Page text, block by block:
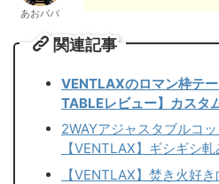
あおパパ
関連記事
VENTLAXのロマン枠テ
TABLEレビュー】カスタ
2WAYアジャスタブルコ
【VENTLAX】ギシギシ
【VENTLAX】焚き火好